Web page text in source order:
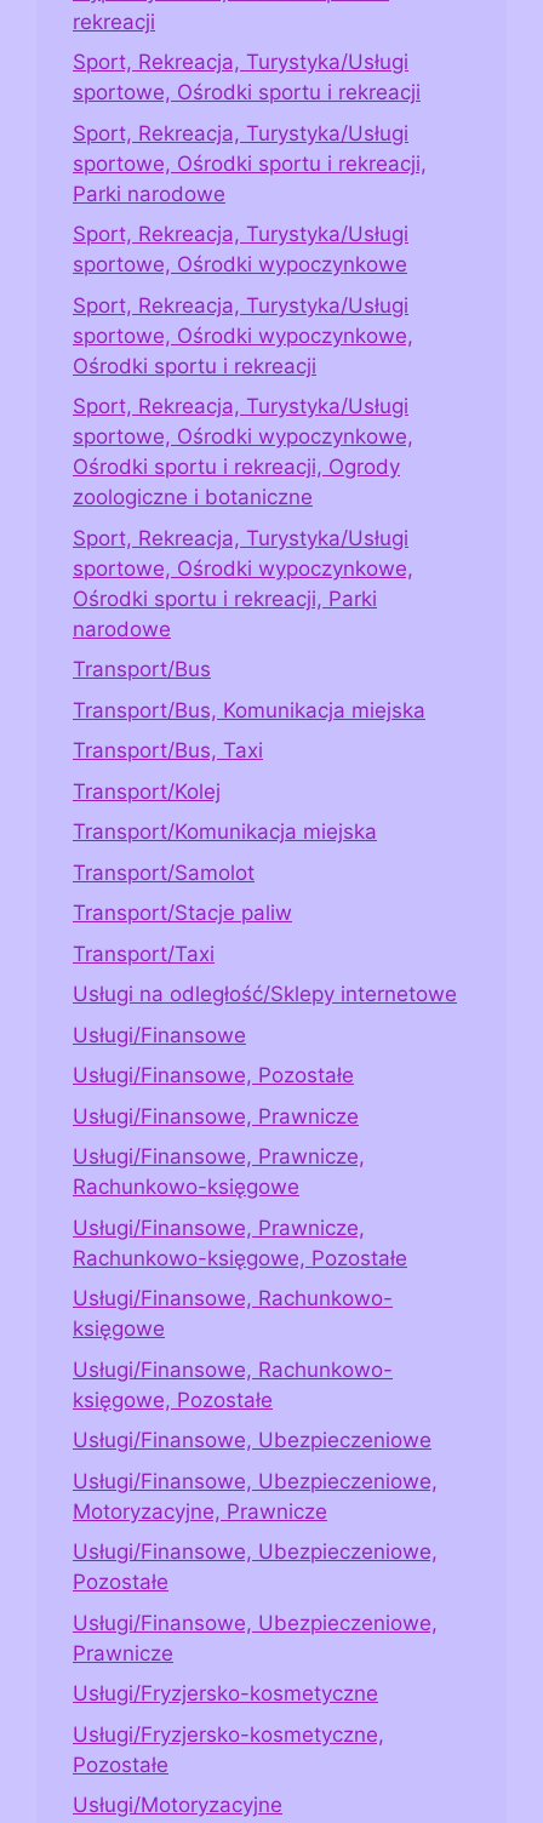
rekreacji
Sport, Rekreacja, Turystyka/Usługi
sportowe, Ośrodki sportu i rekreacji
Sport, Rekreacja, Turystyka/Usługi
sportowe, Ośrodki sportu i rekreacji,
Parki narodowe
Sport, Rekreacja, Turystyka/Usługi
sportowe, Ośrodki wypoczynkowe
Sport, Rekreacja, Turystyka/Usługi
sportowe, Ośrodki wypoczynkowe,
Ośrodki sportu i rekreacji
Sport, Rekreacja, Turystyka/Usługi
sportowe, Ośrodki wypoczynkowe,
Ośrodki sportu i rekreacji, Ogrody
zoologiczne i botaniczne
Sport, Rekreacja, Turystyka/Usługi
sportowe, Ośrodki wypoczynkowe,
Ośrodki sportu i rekreacji, Parki
narodowe
Transport/Bus
Transport/Bus, Komunikacja miejska
Transport/Bus, Taxi
Transport/Kolej
Transport/Komunikacja miejska
Transport/Samolot
Transport/Stacje paliw
Transport/Taxi
Usługi na odległość/Sklepy internetowe
Usługi/Finansowe
Usługi/Finansowe, Pozostałe
Usługi/Finansowe, Prawnicze
Usługi/Finansowe, Prawnicze,
Rachunkowo-księgowe
Usługi/Finansowe, Prawnicze,
Rachunkowo-księgowe, Pozostałe
Usługi/Finansowe, Rachunkowo-
księgowe
Usługi/Finansowe, Rachunkowo-
księgowe, Pozostałe
Usługi/Finansowe, Ubezpieczeniowe
Usługi/Finansowe, Ubezpieczeniowe,
Motoryzacyjne, Prawnicze
Usługi/Finansowe, Ubezpieczeniowe,
Pozostałe
Usługi/Finansowe, Ubezpieczeniowe,
Prawnicze
Usługi/Fryzjersko-kosmetyczne
Usługi/Fryzjersko-kosmetyczne,
Pozostałe
Usługi/Motoryzacyjne